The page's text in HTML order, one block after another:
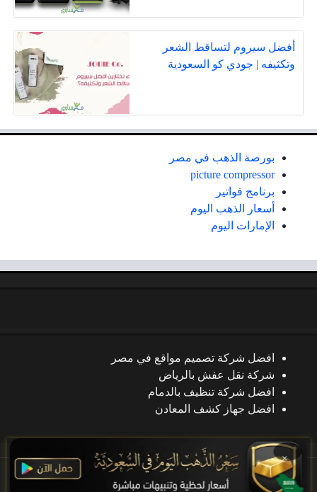
أفضل سيروم لتساقط الشعر
وتكثيفه | جودي كو السعودية
بورصة الذهب في مصر
picture compressor
برنامج فواتير
أسعار الذهب اليوم
الإمارات اليوم
افضل شركة تصميم مواقع في مصر
شركة نقل عفش بالرياض
افضل شركة تنظيف بالدمام
افضل جهاز كشف المعادن
×